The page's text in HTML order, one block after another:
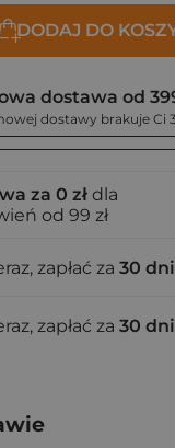
DODAJ DO
dostawa od
dostawy brakuje Ci
za 0 zł dla
od 99 zł
zapłać za 30 dni
zapłać za 30 dni